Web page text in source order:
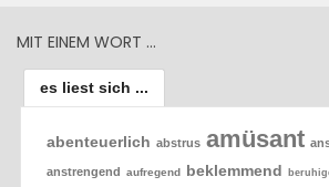
MIT EINEM WORT …
es liest sich ...
abenteuerlich abstrus amüsant
anstrengend aufregend beklemmend